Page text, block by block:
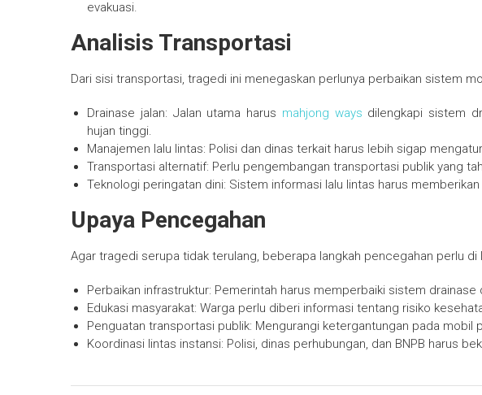
evakuasi.
Analisis Transportasi
Dari sisi transportasi, tragedi ini menegaskan perlunya perbaikan sistem
Drainase jalan: Jalan utama harus mahjong ways dilengkapi sistem
hujan tinggi.
Manajemen lalu lintas: Polisi dan dinas terkait harus lebih sigap
Transportasi alternatif: Perlu pengembangan transportasi publik yang
Teknologi peringatan dini: Sistem informasi lalu lintas harus
Upaya Pencegahan
Agar tragedi serupa tidak terulang, beberapa langkah pencegahan perlu di
Perbaikan infrastruktur: Pemerintah harus memperbaiki sistem drainase
Edukasi masyarakat: Warga perlu diberi informasi tentang risiko
Penguatan transportasi publik: Mengurangi ketergantungan pada mobil
Koordinasi lintas instansi: Polisi, dinas perhubungan, dan BNPB harus